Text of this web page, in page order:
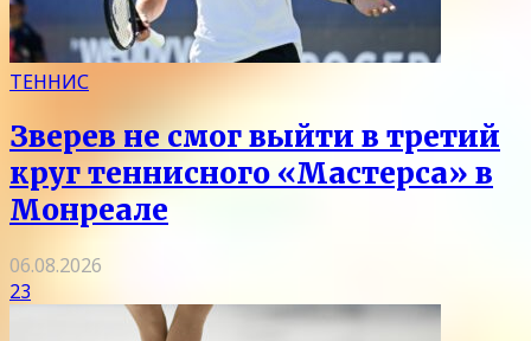
ТЕННИС
Зверев не смог выйти в третий
круг теннисного «Мастерса» в
Монреале
06.08.2026
23